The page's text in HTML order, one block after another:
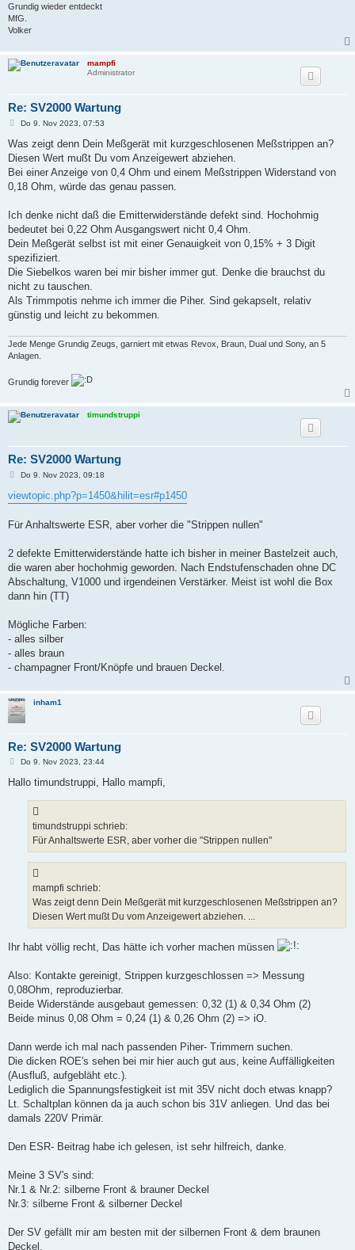
Grundig wieder entdeckt
MfG.
Volker
mampfi
Administrator
Re: SV2000 Wartung
B
i
r
a
Do 9. Nov 2023, 07:53
Was zeigt denn Dein Meßgerät mit kurzgeschlosenen Meßstrippen an?
Diesen Wert mußt Du vom Anzeigewert abziehen.
Bei einer Anzeige von 0,4 Ohm und einem Meßstrippen Widerstand von
0,18 Ohm, würde das genau passen.
Ich denke nicht daß die Emitterwiderstände defekt sind. Hochohmig
bedeutet bei 0,22 Ohm Ausgangswert nicht 0,4 Ohm.
Dein Meßgerät selbst ist mit einer Genauigkeit von 0,15% + 3 Digit
spezifiziert.
Die Siebelkos waren bei mir bisher immer gut. Denke die brauchst du
nicht zu tauschen.
Als Trimmpotis nehme ich immer die Piher. Sind gekapselt, relativ
günstig und leicht zu bekommen.
Jede Menge Grundig Zeugs, garniert mit etwas Revox, Braun, Dual und Sony, an 5
Anlagen.
Grundig forever
timundstruppi
Re: SV2000 Wartung
B
i
t
a
g
Do 9. Nov 2023, 09:18
viewtopic.php?p=1450&hilit=esr#p1450
Für Anhaltswerte ESR, aber vorher die "Strippen nullen"
2 defekte Emitterwiderstände hatte ich bisher in meiner Bastelzeit auch,
die waren aber hochohmig geworden. Nach Endstufenschaden ohne DC
Abschaltung, V1000 und irgendeinen Verstärker. Meist ist wohl die Box
dann hin (TT)
Mögliche Farben:
- alles silber
- alles braun
- champagner Front/Knöpfe und brauen Deckel.
inham1
Re: SV2000 Wartung
B
i
Do 9. Nov 2023, 23:44
Hallo timundstruppi, Hallo mampfi,
timundstruppi schrieb:
Für Anhaltswerte ESR, aber vorher die "Strippen nullen"
mampfi schrieb:
Was zeigt denn Dein Meßgerät mit kurzgeschlosenen Meßstrippen an?
Diesen Wert mußt Du vom Anzeigewert abziehen. ...
Ihr habt völlig recht, Das hätte ich vorher machen müssen
Also: Kontakte gereinigt, Strippen kurzgeschlossen => Messung
0,08Ohm, reproduzierbar.
Beide Widerstände ausgebaut gemessen: 0,32 (1) & 0,34 Ohm (2)
Beide minus 0,08 Ohm = 0,24 (1) & 0,26 Ohm (2) => iO.
Dann werde ich mal nach passenden Piher- Trimmern suchen.
Die dicken ROE's sehen bei mir hier auch gut aus, keine Auffälligkeiten
(Ausfluß, aufgebläht etc.).
Lediglich die Spannungsfestigkeit ist mit 35V nicht doch etwas knapp?
Lt. Schaltplan können da ja auch schon bis 31V anliegen. Und das bei
damals 220V Primär.
Den ESR- Beitrag habe ich gelesen, ist sehr hilfreich, danke.
Meine 3 SV's sind:
Nr.1 & Nr.2: silberne Front & brauner Deckel
Nr.3: silberne Front & silberner Deckel
Der SV gefällt mir am besten mit der silbernen Front & dem braunen
Deckel.